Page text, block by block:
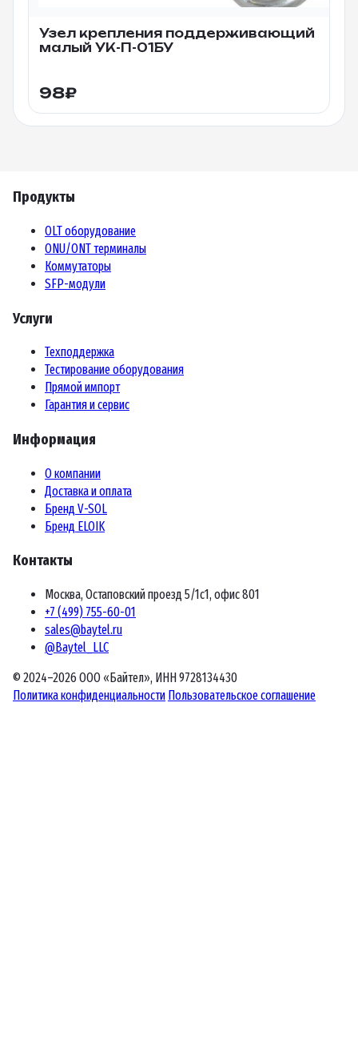
Узел крепления поддерживающий
малый УК-П-01БУ
98₽
Продукты
OLT оборудование
ONU/ONT терминалы
Коммутаторы
SFP-модули
Услуги
Техподдержка
Тестирование оборудования
Прямой импорт
Гарантия и сервис
Информация
О компании
Доставка и оплата
Бренд V-SOL
Бренд ELOIK
Контакты
Москва, Остаповский проезд 5/1с1, офис 801
+7 (499) 755-60-01
sales@baytel.ru
@Baytel_LLC
© 2024–2026 ООО «Байтел», ИНН 9728134430
Политика конфиденциальности Пользовательское соглашение